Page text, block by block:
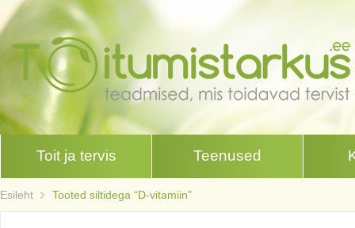
Toit ja tervis Teenused
Esileht Tooted siltidega “D-vitamiin”